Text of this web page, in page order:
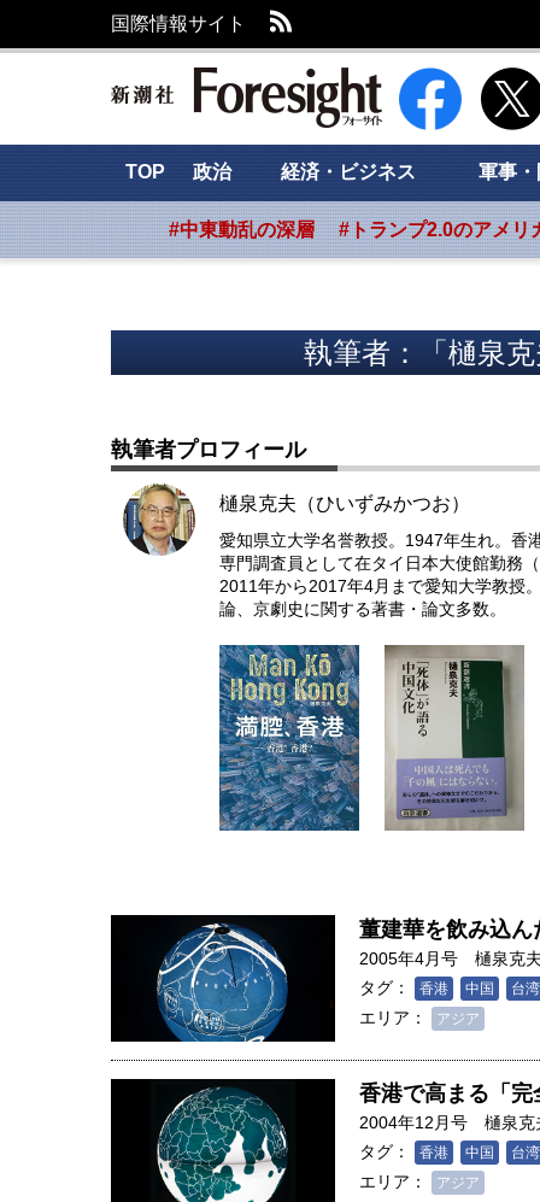
国際情報サイト
新潮社 Foresight
TOP 政治 経済・ビジネス 軍事・
#中東動乱の深層 #トランプ2.0のアメリ
執筆者：「樋泉
執筆者プロフィール
樋泉克夫（ひいずみかつお）
愛知県立大学名誉教授。1947年生れ。香
専門調査員として在タイ日本大使館勤務
2011年から2017年4月まで愛知大学教授
論、京劇史に関する著書・論文多数。
董建華を飲み込ん
2005年4月号
樋泉克夫
タグ：
香港 中国 台湾
エリア： アジア
香港で高まる「
2004年12月号
樋泉克
タグ：
香港 中国 台湾
エリア： アジア